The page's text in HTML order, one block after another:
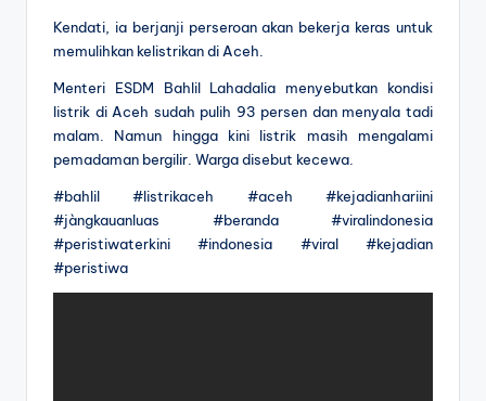
Kendati, ia berjanji perseroan akan bekerja keras untuk
memulihkan kelistrikan di Aceh.
Menteri ESDM Bahlil Lahadalia menyebutkan kondisi
listrik di Aceh sudah pulih 93 persen dan menyala tadi
malam. Namun hingga kini listrik masih mengalami
pemadaman bergilir. Warga disebut kecewa.
#bahlil #listrikaceh #aceh #kejadianhariini
#jàngkauanluas #beranda #viralindonesia
#peristiwaterkini #indonesia #viral #kejadian
#peristiwa